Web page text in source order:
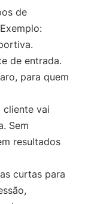
de
de entrada.
para quem
cliente vai
Sem
resultados
curtas para